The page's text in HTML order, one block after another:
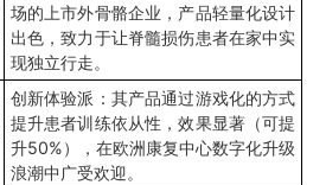
场的上市外骨骼企业，产品轻量化设计
出色，致力于让脊髓损伤患者在家中实
现独立行走。
创新体验派：其产品通过游戏化的方式
提升患者训练依从性，效果显著（可提
升50%），在欧洲康复中心数字化升级
浪潮中广受欢迎。